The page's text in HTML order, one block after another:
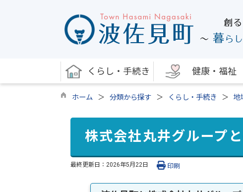
くらし・手続き 健康・福祉
ホーム 分類から探す くらし・手続き 地
株式会社丸井グループ
最終更新日： 2026年5月22日 印刷